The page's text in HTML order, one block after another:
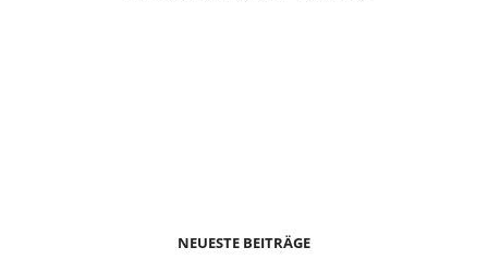
NEUESTE BEITRÄGE